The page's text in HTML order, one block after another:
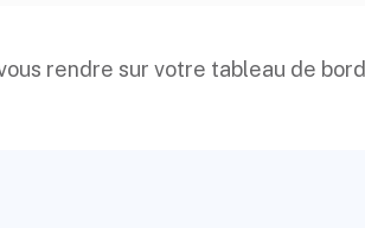
rendre sur votre tableau de bord